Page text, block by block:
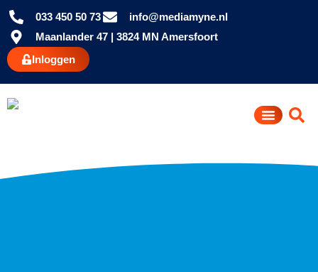
033 450 50 73
info@mediamyne.nl
Maanlander 47 | 3824 MN Amersfoort
Inloggen